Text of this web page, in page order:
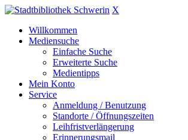
X
Willkommen
Mediensuche
Einfache Suche
Erweiterte Suche
Medientipps
Mein Konto
Service
Anmeldung / Benutzung
Standorte / Öffnungszeiten
Leihfristverlängerung
Erinnerungsmail